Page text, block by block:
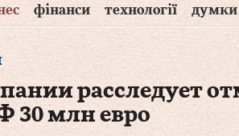
фінанси технології думки
расследует
30 млн евро